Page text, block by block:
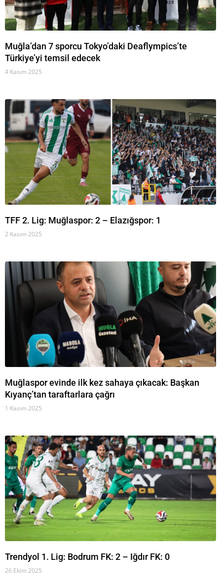
Muğla’dan 7 sporcu Tokyo’daki Deaflympics’te
Türkiye’yi temsil edecek
4 Kasım 2025
TFF 2. Lig: Muğlaspor: 2 – Elazığspor: 1
2 Kasım 2025
Muğlaspor evinde ilk kez sahaya çıkacak: Başkan
Kıyanç’tan taraftarlara çağrı
1 Kasım 2025
Trendyol 1. Lig: Bodrum FK: 2 – Iğdır FK: 0
26 Ekim 2025